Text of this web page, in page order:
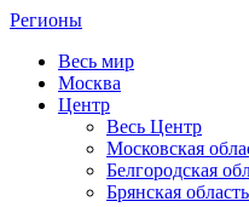
Регионы
Весь мир
Москва
Центр
Весь Центр
Московская
Белгородская
Брянская область